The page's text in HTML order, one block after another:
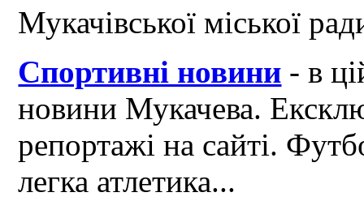
Мукачівської міської
Спортивні новини - в
новини Мукачева.
репортажі на сайті.
легка атлетика...